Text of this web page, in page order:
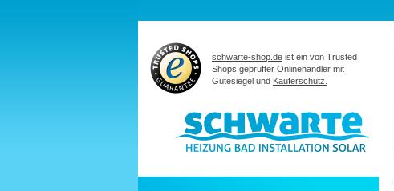
schwarte-shop.de ist ein von Trusted
Shops geprüfter Onlinehändler mit
Gütesiegel und Käuferschutz.